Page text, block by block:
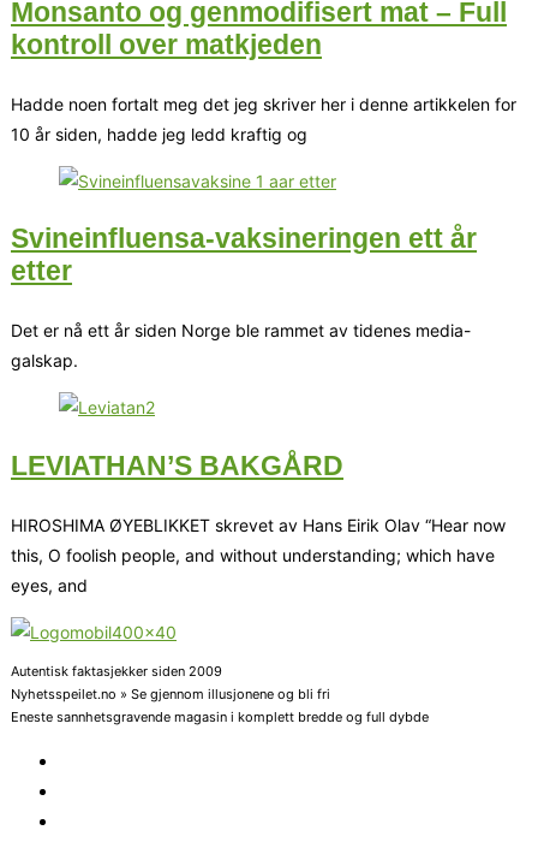
Monsanto og genmodifisert mat – Full
kontroll over matkjeden
Hadde noen fortalt meg det jeg skriver her i denne artikkelen for
10 år siden, hadde jeg ledd kraftig og
Svineinfluensa-vaksineringen ett år
etter
Det er nå ett år siden Norge ble rammet av tidenes media-
galskap.
LEVIATHAN’S BAKGÅRD
HIROSHIMA ØYEBLIKKET skrevet av Hans Eirik Olav “Hear now
this, O foolish people, and without understanding; which have
eyes, and
Autentisk faktasjekker siden 2009
Nyhetsspeilet.no » Se gjennom illusjonene og bli fri
Eneste sannhetsgravende magasin i komplett bredde og full dybde